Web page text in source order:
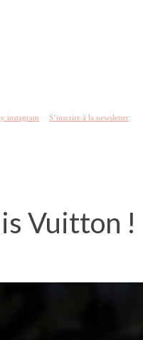
instagram S’inscrire à la newsletter
Vuitton !